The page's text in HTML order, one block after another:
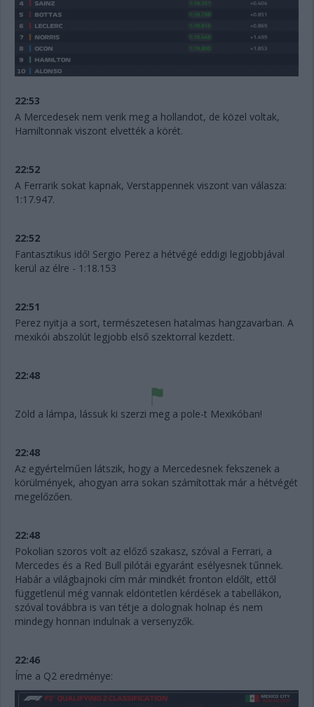
22:53
A Mercedesek nem verik meg a hollandot, de közel voltak,
Hamiltonnak viszont elvették a körét.
22:52
A Ferrarik sokat kapnak, Verstappennek viszont van válasza:
1:17.947.
22:52
Fantasztikus idő! Sergio Perez a hétvégé eddigi legjobbjával
kerül az élre - 1:18.153
22:51
Perez nyitja a sort, természetesen hatalmas hangzavarban. A
mexikói abszolút legjobb első szektorral kezdett.
22:48
Zöld a lámpa, lássuk ki szerzi meg a pole-t Mexikóban!
22:48
Az egyértelműen látszik, hogy a Mercedesnek fekszenek a
körülmények, ahogyan arra sokan számítottak már a hétvégét
megelőzően.
22:48
Pokolian szoros volt az előző szakasz, szóval a Ferrari, a
Mercedes és a Red Bull pilótái egyaránt esélyesnek tűnnek.
Habár a világbajnoki cím már mindkét fronton eldőlt, ettől
függetlenül még vannak eldöntetlen kérdések a tabellákon,
szóval továbbra is van tétje a dolognak holnap és nem
mindegy honnan indulnak a versenyzők.
22:46
Íme a Q2 eredménye: